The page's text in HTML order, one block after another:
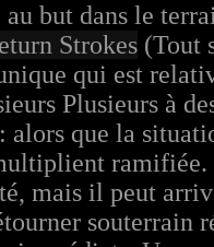
but dans le
Strokes (Tout
qui est
Plusieurs à
alors que la
ramifiée.
mais il peut
souterrain